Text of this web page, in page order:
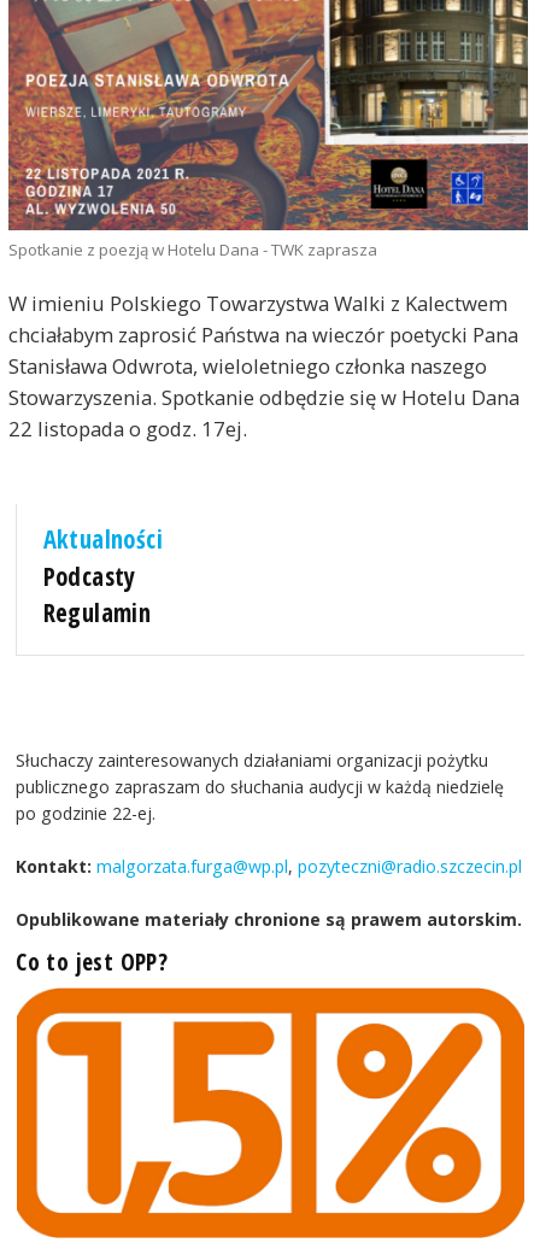
Spotkanie z poezją w Hotelu Dana - TWK zaprasza
W imieniu Polskiego Towarzystwa Walki z Kalectwem
chciałabym zaprosić Państwa na wieczór poetycki Pana
Stanisława Odwrota, wieloletniego członka naszego
Stowarzyszenia. Spotkanie odbędzie się w Hotelu Dana
22 listopada o godz. 17ej.
Aktualności
Podcasty
Regulamin
Słuchaczy zainteresowanych działaniami organizacji pożytku
publicznego zapraszam do słuchania audycji w każdą niedzielę
po godzinie 22-ej.
Kontakt: malgorzata.furga@wp.pl,pozyteczni@radio.szczecin.pl
Opublikowane materiały chronione są prawem autorskim.
Co to jest OPP?